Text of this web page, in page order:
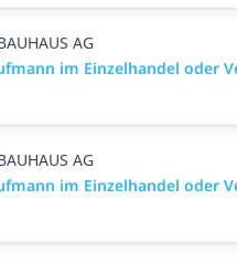
AG
im Einzelhandel oder
AG
im Einzelhandel oder